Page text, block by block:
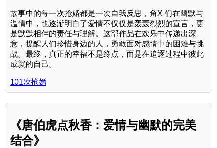
故事中的每一次抢婚都是一次自我反思，角X 们在幽默与
温情中，也逐渐明白了爱情不仅仅是轰轰烈烈的宣言，更
是默默相伴的责任与理解。这部作品在欢乐中传递出深
意，提醒人们珍惜身边的人，勇敢面对感情中的困难与挑
战。最终，真正的幸福不是终点，而是在追逐过程中彼此
成就的自己。
101次抢婚
《唐伯虎点秋香：爱情与幽默的完美
结合》